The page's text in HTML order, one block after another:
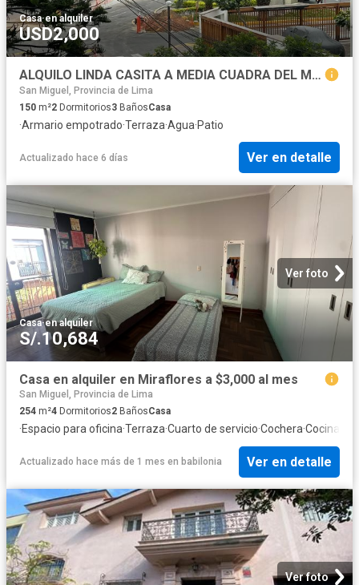
Casa·en alquiler
USD2,000
ALQUILO LINDA CASITA A MEDIA CUADRA DEL MALECON, MIRAFLORES
San Miguel, Provincia de Lima
150 m²2 Dormitorios3 BañosCasa
·Armario empotrado·Terraza·Agua·Patio
Actualizado hace 6 días Ver en detalle
Ver foto
Casa·en alquiler
S/.10,684
Casa en alquiler en Miraflores a $3,000 al mes
San Miguel, Provincia de Lima
254 m²4 Dormitorios2 BañosCasa
·Espacio para oficina·Terraza·Cuarto de servicio·Cochera·Cocina
Actualizado hace más de 1 mes en babilonia Ver en detalle
Ver foto